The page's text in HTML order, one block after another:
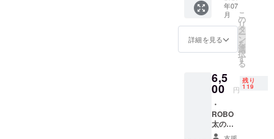
長によ
るお礼
動画 *リ
ターン
「ROB
O太店
頭」
or「郵
送」を
選択し
てくだ
年07
月
詳細を見る
こ
の
リ
タ
ー
ン
を
選
択
す
る
6,5
00 円
残り
119
・
ROBO
太の縁
で出来